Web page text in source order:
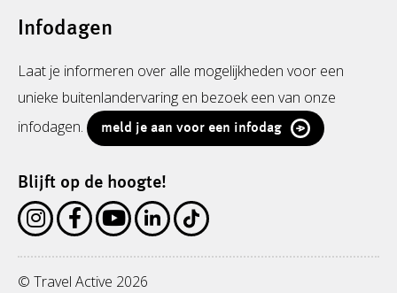
Infodagen
Laat je informeren over alle mogelijkheden voor een
unieke buitenlandervaring en bezoek een van onze
infodagen.
meld je aan voor een infodag
Blijft op de hoogte!
© Travel Active 2026